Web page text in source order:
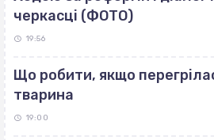
черкасці (ФОТО)
19:56
Що робити, якщо
тварина
19:00